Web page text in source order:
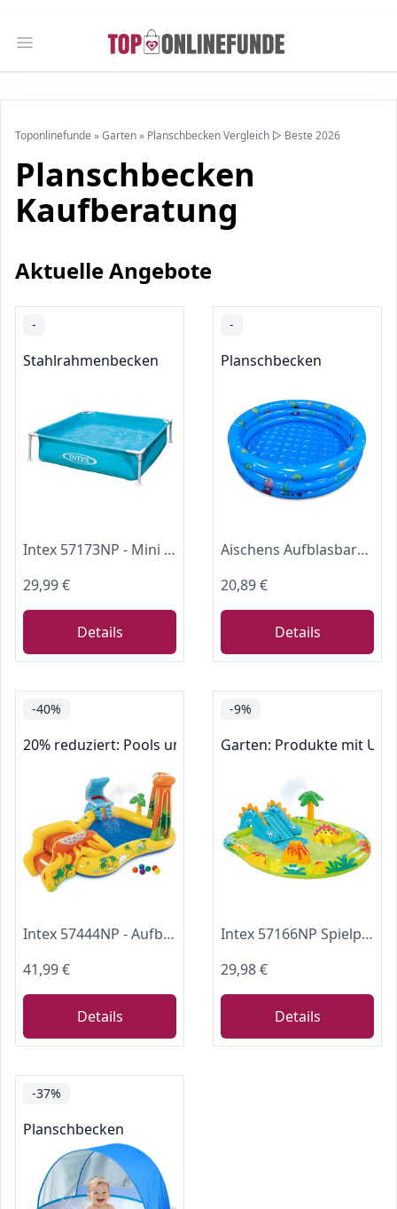
Open main menu
Toponlinefunde »Garten» Planschbecken Vergleich ▷ Beste 2026
Planschbecken
Kaufberatung
Aktuelle Angebote
-
Stahlrahmenbecken
Intex 57173NP - Mini Frame Pool Blau, Stahl und PVC, Blau, 122x122x30 cm
29,99 €
Details
-
Planschbecken
Aischens Aufblasbares Planschbecken für Kinder und Kleinkinder 130 cm
20,89 €
Details
-40%
20% reduziert: Pools und Zubehör
Intex 57444NP - Aufblasbarer Play Center Dinosaurier, Vinyl, Mehrfarbig, 249x191x109 cm
41,99 €
Details
-9%
Garten: Produkte mit
Intex 57166NP Spielplatz klein Dino dinausore Aufblasbares Spielfeld, Mehrfarbig
29,98 €
Details
-37%
Planschbecken